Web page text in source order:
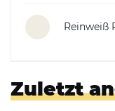
Reinweiß
Zuletzt